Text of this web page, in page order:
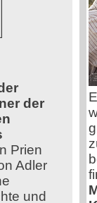
der
Prien
Adler
und